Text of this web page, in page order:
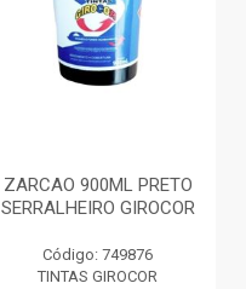
ZARCAO 900ML PRETO
SERRALHEIRO GIROCOR
Código: 749876
TINTAS GIROCOR